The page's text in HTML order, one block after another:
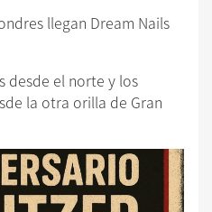
llegan Dream Nails
desde el norte y los
la otra orilla de Gran